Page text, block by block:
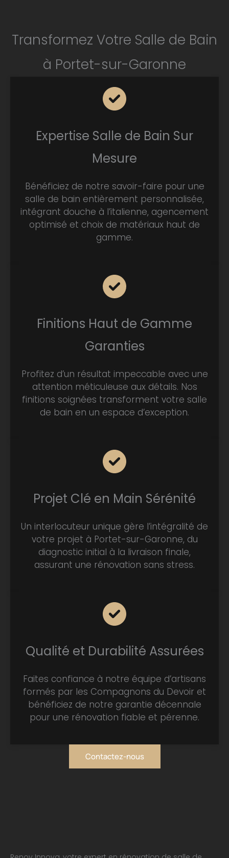
Transformez Votre Salle de Bain
à Portet-sur-Garonne
Expertise Salle de Bain Sur
Mesure
Bénéficiez de notre savoir-faire pour une
salle de bain entièrement personnalisée,
intégrant douche à l’italienne, agencement
optimisé et choix de matériaux haut de
gamme.
Finitions Haut de Gamme
Garanties
Profitez d’un résultat impeccable avec une
attention méticuleuse aux détails. Nos
finitions soignées transforment votre salle
de bain en un espace d’exception.
Projet Clé en Main Sérénité
Un interlocuteur unique gère l’intégralité de
votre projet à Portet-sur-Garonne, du
diagnostic initial à la livraison finale,
assurant une rénovation sans stress.
Qualité et Durabilité Assurées
Faites confiance à notre équipe d’artisans
formés par les Compagnons du Devoir et
bénéficiez de notre garantie décennale
pour une rénovation fiable et pérenne.
Contactez-nous